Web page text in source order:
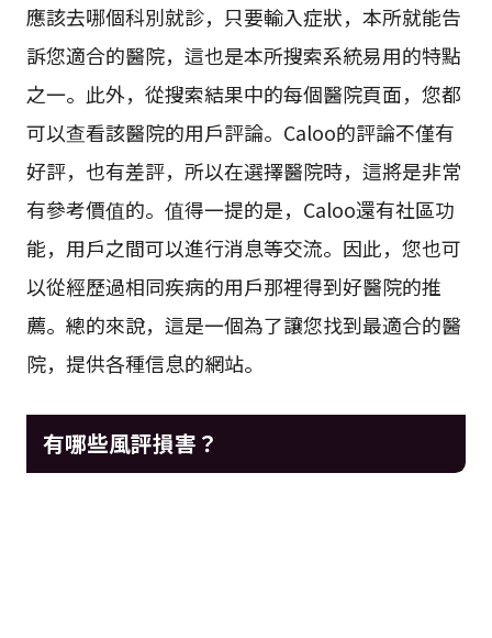
應該去哪個科別就診，只要輸入症狀，本所就能告
訴您適合的醫院，這也是本所搜索系統易用的特點
之一。此外，從搜索結果中的每個醫院頁面，您都
可以查看該醫院的用戶評論。Caloo的評論不僅有
好評，也有差評，所以在選擇醫院時，這將是非常
有參考價值的。值得一提的是，Caloo還有社區功
能，用戶之間可以進行消息等交流。因此，您也可
以從經歷過相同疾病的用戶那裡得到好醫院的推
薦。總的來說，這是一個為了讓您找到最適合的醫
院，提供各種信息的網站。
有哪些風評損害？